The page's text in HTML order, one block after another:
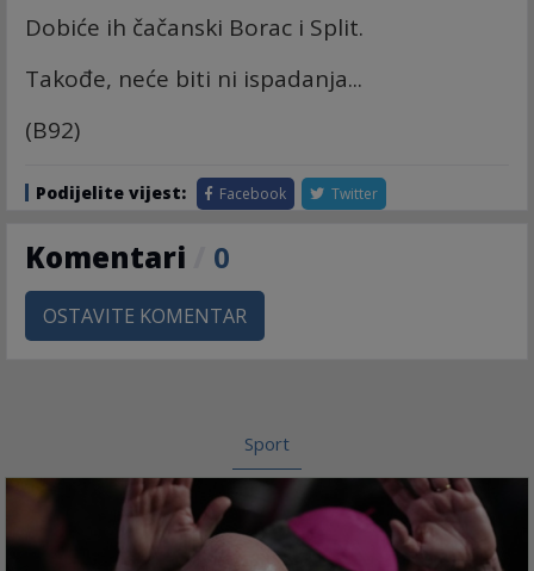
Dobiće ih čačanski Borac i Split.
Takođe, neće biti ni ispadanja...
(B92)
Podijelite vijest: Facebook Twitter
Komentari 0
OSTAVITE KOMENTAR
Sport